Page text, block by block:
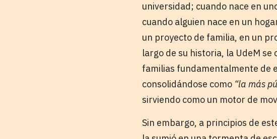
universidad; cuando nace en
cuando alguien nace en un
un proyecto de familia, en un
largo de su historia, la UdeM
familias fundamentalmente de
consolidándose como “la más
sirviendo como un motor de
Sin embargo, a principios de